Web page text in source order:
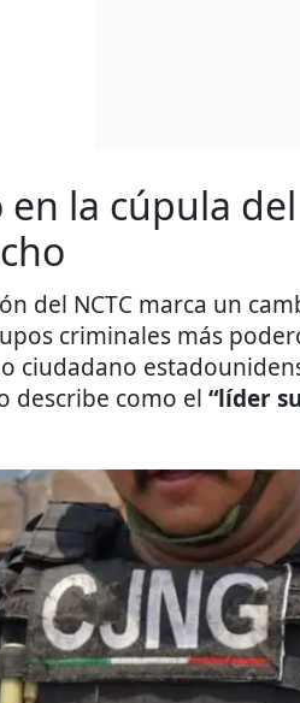
en la cúpula
del NCTC marca un
criminales más
ciudadano
describe como el “líder